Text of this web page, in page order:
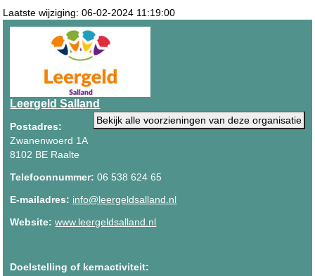
Laatste wijziging: 06-02-2024 11:19:00
Leergeld Salland
Bekijk alle voorzieningen van deze organisatie
Postadres:
Zwanenwoerd 1A
8102 BE Raalte
Telefoonnummer: 06 538 624 65
E-mailadres: info@leergeldsalland.nl
Website: www.leergeldsalland.nl
Doelstelling of kernactiviteit: